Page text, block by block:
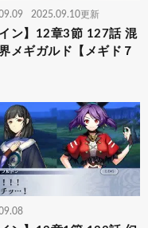
2025.09.10更新
イン】12章3節 127話 混
メギガルド【メギド７